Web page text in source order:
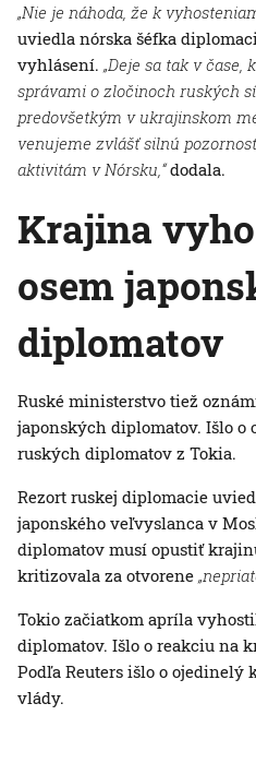
„Nie je náhoda, že k
uviedla nórska šéfka
vyhlásení. „Deje sa tak v čase,
správami o zločinoch ruských
predovšetkým v ukrajinskom
venujeme zvlášť silnú
aktivitám v Nórsku,“dodala.
Krajina
osem
diplomatov
Ruské ministerstvo tiež
japonských diplomatov. Išlo o
ruských diplomatov z Tokia.
Rezort ruskej diplomacie
japonského veľvyslanca v
diplomatov musí opustiť
kritizovala za otvorene
Tokio začiatkom apríla
diplomatov. Išlo o reakciu na
Podľa Reuters išlo o ojedinelý
vlády.